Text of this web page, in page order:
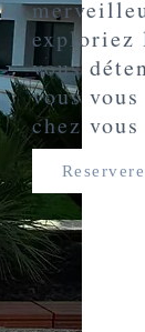
exploriez
vous
vous
chez